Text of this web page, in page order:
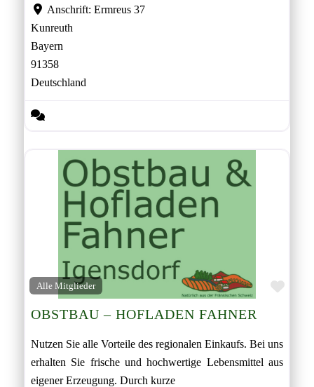
Anschrift: Ermreus 37
Kunreuth
Bayern
91358
Deutschland
Alle Mitglieder
OBSTBAU – HOFLADEN FAHNER
Nutzen Sie alle Vorteile des regionalen Einkaufs. Bei uns
erhalten Sie frische und hochwertige Lebensmittel aus
eigener Erzeugung. Durch kurze